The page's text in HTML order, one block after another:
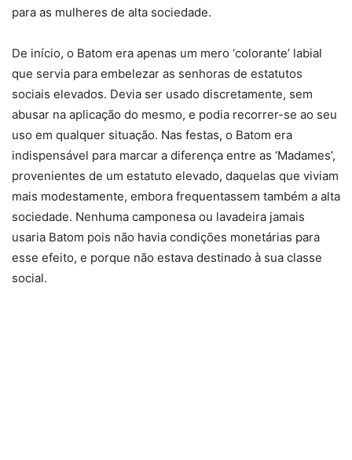
para as mulheres de alta sociedade.
De início, o Batom era apenas um mero ‘colorante’ labial
que servia para embelezar as senhoras de estatutos
sociais elevados. Devia ser usado discretamente, sem
abusar na aplicação do mesmo, e podia recorrer-se ao seu
uso em qualquer situação. Nas festas, o Batom era
indispensável para marcar a diferença entre as ‘Madames’,
provenientes de um estatuto elevado, daquelas que viviam
mais modestamente, embora frequentassem também a alta
sociedade. Nenhuma camponesa ou lavadeira jamais
usaria Batom pois não havia condições monetárias para
esse efeito, e porque não estava destinado à sua classe
social.